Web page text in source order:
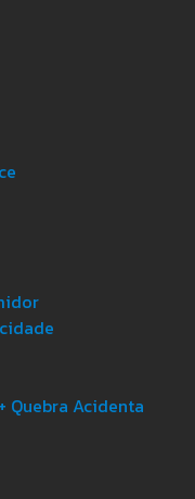
Quebra Acidenta